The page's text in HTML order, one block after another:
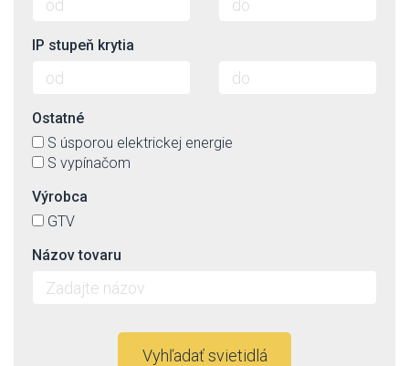
IP stupeň krytia
Ostatné
S úsporou elektrickej energie
S vypínačom
Výrobca
GTV
Názov tovaru
Vyhľadať svietidlá